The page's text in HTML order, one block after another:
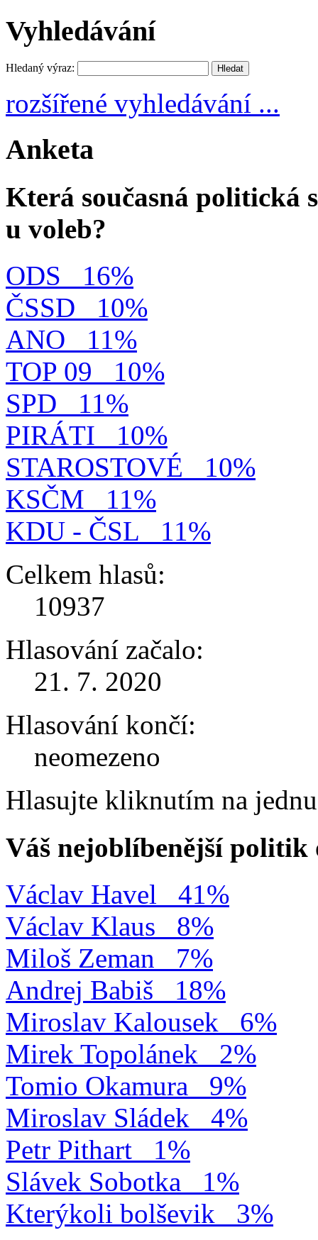
Vyhledávání
Hledaný výraz:
rozšířené vyhledávání ...
Anketa
Která současná politická
u voleb?
ODS
16%
ČSSD
10%
ANO
11%
TOP 09
10%
SPD
11%
PIRÁTI
10%
STAROSTOVÉ
10%
KSČM
11%
KDU - ČSL
11%
Celkem hlasů:
10937
Hlasování začalo:
21. 7. 2020
Hlasování končí:
neomezeno
Hlasujte kliknutím na
Váš nejoblíbenější politik
Václav Havel
41%
Václav Klaus
8%
Miloš Zeman
7%
Andrej Babiš
18%
Miroslav Kalousek
6%
Mirek Topolánek
2%
Tomio Okamura
9%
Miroslav Sládek
4%
Petr Pithart
1%
Slávek Sobotka
1%
Kterýkoli bolševik
3%